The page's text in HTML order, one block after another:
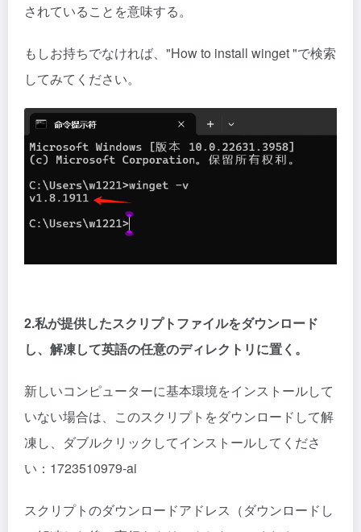
されていることを意味する。
もしお持ちでなければ、"How to install winget "で検索
してみてください。
2.私が提供したスクリプトファイルをダウンロード
し、解凍して英語の任意のディレクトリに置く。
新しいコンピューターに基本環境をインストールして
いない場合は、このスクリプトをダウンロードして解
凍し、ダブルクリックしてインストールしてくださ
い： 1723510979-ai
スクリプトのダウンロードアドレス（ダウンロードし